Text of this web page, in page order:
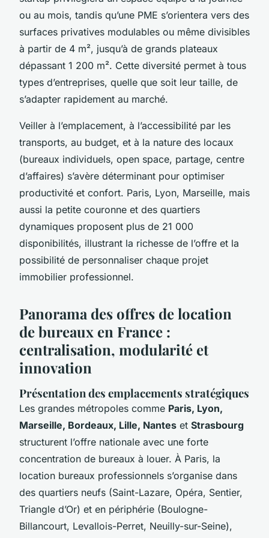
ou au mois, tandis qu’une PME s’orientera vers des
surfaces privatives modulables ou même divisibles
à partir de 4 m², jusqu’à de grands plateaux
dépassant 1 200 m². Cette diversité permet à tous
types d’entreprises, quelle que soit leur taille, de
s’adapter rapidement au marché.
Veiller à l’emplacement, à l’accessibilité par les
transports, au budget, et à la nature des locaux
(bureaux individuels, open space, partage, centre
d’affaires) s’avère déterminant pour optimiser
productivité et confort. Paris, Lyon, Marseille, mais
aussi la petite couronne et des quartiers
dynamiques proposent plus de 21 000
disponibilités, illustrant la richesse de l’offre et la
possibilité de personnaliser chaque projet
immobilier professionnel.
Panorama des offres de location
de bureaux en France :
centralisation, modularité et
innovation
Présentation des emplacements stratégiques
Les grandes métropoles comme Paris, Lyon,
Marseille, Bordeaux, Lille, Nantes et Strasbourg
structurent l’offre nationale avec une forte
concentration de bureaux à louer. À Paris, la
location bureaux professionnels s’organise dans
des quartiers neufs (Saint-Lazare, Opéra, Sentier,
Triangle d’Or) et en périphérie (Boulogne-
Billancourt, Levallois-Perret, Neuilly-sur-Seine),